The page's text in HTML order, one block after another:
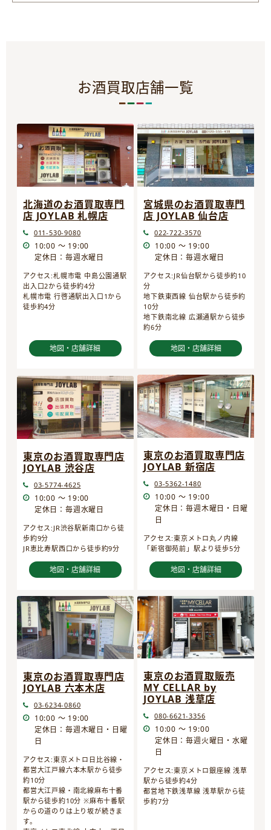
お酒買取店舗一覧
北海道のお酒買取専門
店 JOYLAB 札幌店
011-530-9080
10:00 ～ 19:00
定休日：毎週水曜日
アクセス:札幌市電 中島公園通駅
出入口2から徒歩約4分
札幌市電 行啓通駅出入口1から
徒歩約4分
地図・店舗詳細
宮城県のお酒買取専門
店 JOYLAB 仙台店
022-722-3570
10:00 ～ 19:00
定休日：毎週水曜日
アクセス:JR仙台駅から徒歩約10
分
地下鉄東西線 仙台駅から徒歩約
10分
地下鉄南北線 広瀬通駅から徒歩
約6分
地図・店舗詳細
東京のお酒買取専門店
JOYLAB 渋谷店
03-5774-4625
10:00 ～ 19:00
定休日：毎週水曜日
アクセス:JR渋谷駅新南口から徒
歩約9分
JR恵比寿駅西口から徒歩約9分
地図・店舗詳細
東京のお酒買取専門店
JOYLAB 新宿店
03-5362-1480
10:00 ～ 19:00
定休日：毎週木曜日・日曜
日
アクセス:東京メトロ丸ノ内線
「新宿御苑前」駅より徒歩5分
地図・店舗詳細
東京のお酒買取専門店
JOYLAB 六本木店
03-6234-0860
10:00 ～ 19:00
定休日：毎週木曜日・日曜
日
アクセス:東京メトロ日比谷線・
都営大江戸線六本木駅から徒歩
約10分
都営大江戸線・南北線麻布十番
駅から徒歩約10分 ※麻布十番駅
からの道のりは上り坂が続きま
す。
東京のお酒買取販売
MY CELLAR by
JOYLAB 浅草店
080-6621-3356
10:00 ～ 19:00
定休日：毎週火曜日・水曜
日
アクセス:東京メトロ銀座線 浅草
駅から徒歩約4分
都営地下鉄浅草線 浅草駅から徒
歩約7分